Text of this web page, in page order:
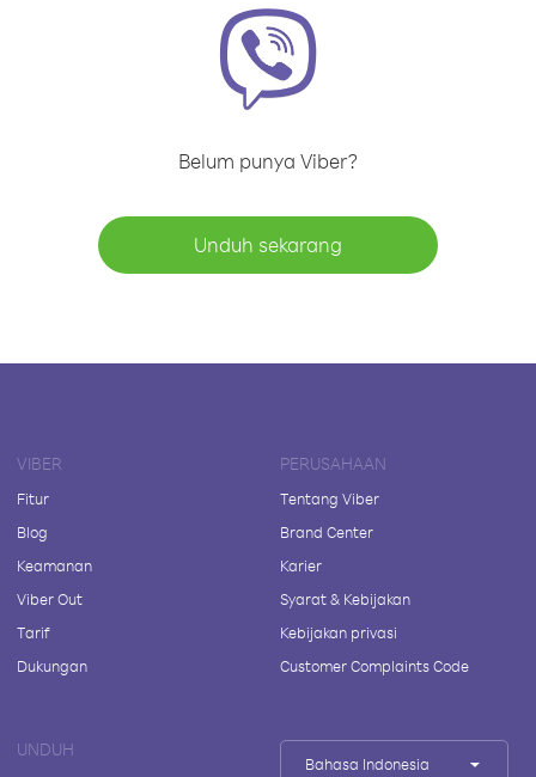
Belum punya Viber?
Unduh sekarang
VIBER
Fitur
Blog
Keamanan
Viber Out
Tarif
Dukungan
PERUSAHAAN
Tentang Viber
Brand Center
Karier
Syarat & Kebijakan
Kebijakan privasi
Customer Complaints Code
UNDUH
Bahasa Indonesia